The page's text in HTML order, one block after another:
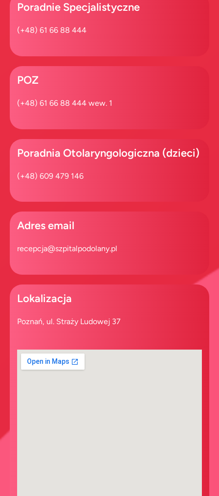
Poradnie Specjalistyczne
(+48) 61 66 88 444
POZ
(+48) 61 66 88 444 wew. 1
Poradnia Otolaryngologiczna (dzieci)
(+48) 609 479 146
Adres email
recepcja@szpitalpodolany.pl
Lokalizacja
Poznań, ul. Straży Ludowej 37